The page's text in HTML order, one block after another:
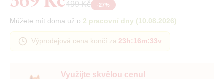
Využijte skvělou cenu!
499 Kč -27%
Můžete mít doma už o 2 pracovní dny (10.08.2026)
Výprodejová cena končí za 23h:16m:32v